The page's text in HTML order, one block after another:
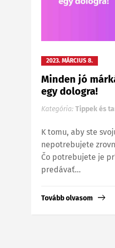
2023. MÁRCIUS 8.
Minden jó
egy dologra!
Kategória: Tippek és
K tomu, aby ste
nepotrebujete
Čo potrebujete je
predávať…
Tovább olvasom